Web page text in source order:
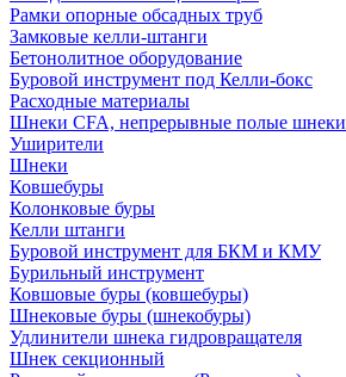
Рамки опорные обсадных труб
Замковые келли-штанги
Бетонолитное оборудование
Буровой инструмент под Келли-бокс
Расходные материалы
Шнеки CFA, непрерывные полые шнеки
Уширители
Шнеки
Ковшебуры
Колонковые буры
Келли штанги
Буровой инструмент для БКМ и КМУ
Бурильный инструмент
Ковшовые буры (ковшебуры)
Шнековые буры (шнекобуры)
Удлинители шнека гидровращателя
Шнек секционный